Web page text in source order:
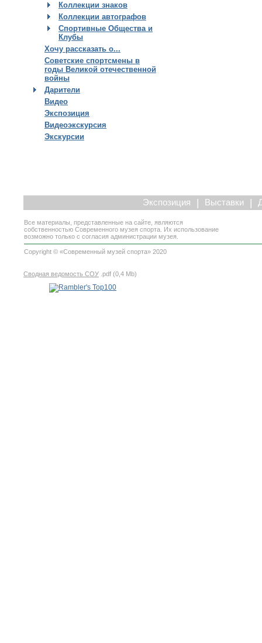
Коллекции знаков
Коллекции автографов
Спортивные Общества и
Клубы
Хочу рассказать о...
Советские спортсмены в
годы Великой отечественной
войны
Дарители
Видео
Экспозиция
Видеоэкскурсия
Экскурсии
Экспозиция | Выставки |
Все материалы, представленные на сайте, являются
собственностью Современного музея спорта. Их использование
возможно только с согласия администрации музея.
Copyright © «Современный музей спорта» 2020
Сводная ведомость СОУ .pdf (0,4 Mb)